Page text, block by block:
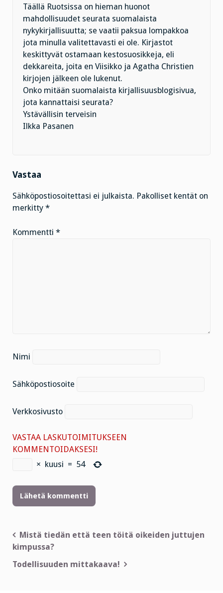
Täällä Ruotsissa on hieman huonot
mahdollisuudet seurata suomalaista
nykykirjallisuutta; se vaatii paksua lompakkoa
jota minulla valitettavasti ei ole. Kirjastot
keskittyvät ostamaan kestosuosikkeja, eli
dekkareita, joita en Viisikko ja Agatha Christien
kirjojen jälkeen ole lukenut.
Onko mitään suomalaista kirjallisuusblogisivua,
jota kannattaisi seurata?
Ystävällisin terveisin
Ilkka Pasanen
Vastaa
Sähköpostiosoitettasi ei julkaista. Pakolliset kentät on
merkitty *
Kommentti *
Nimi
Sähköpostiosoite
Verkkosivusto
VASTAA LASKUTOIMITUKSEEN
KOMMENTOIDAKSESI!
× kuusi = 54
Artikkelien
selaus
Mistä tiedän että teen töitä oikeiden juttujen
kimpussa?
Todellisuuden mittakaava!